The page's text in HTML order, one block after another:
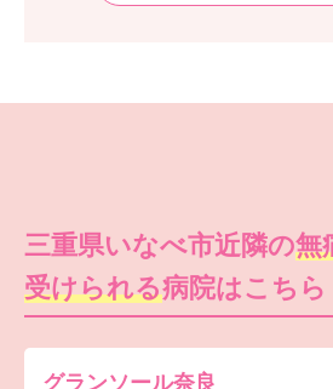
三重県いなべ市近隣の無
受けられる病院はこちら
グランソール奈良